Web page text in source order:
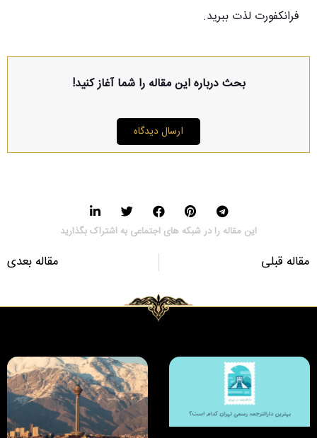
فرانکفورت لذت ببرید.
بحث درباره این مقاله را شما آغاز کنید!
ارسال دیدگاه
این مقاله را در شبکه های اجتماعی به اشتراک بگذارید
مقاله قبلی مقاله بعدی